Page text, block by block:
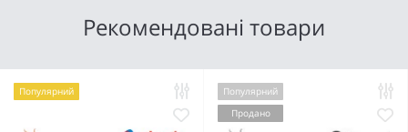
Рекомендовані товари
Популярний
Популярний
Продано